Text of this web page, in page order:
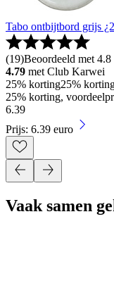
Tabo ontbijtbord grijs
(19)Beoordeeld met
4.79 met Club Karwei
25% korting25%
25% korting,
6.39
Prijs: 6.39 euro
Vaak samen